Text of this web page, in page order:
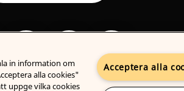
in information om
alla cookies"
uppge vilka cookies
Acceptera alla